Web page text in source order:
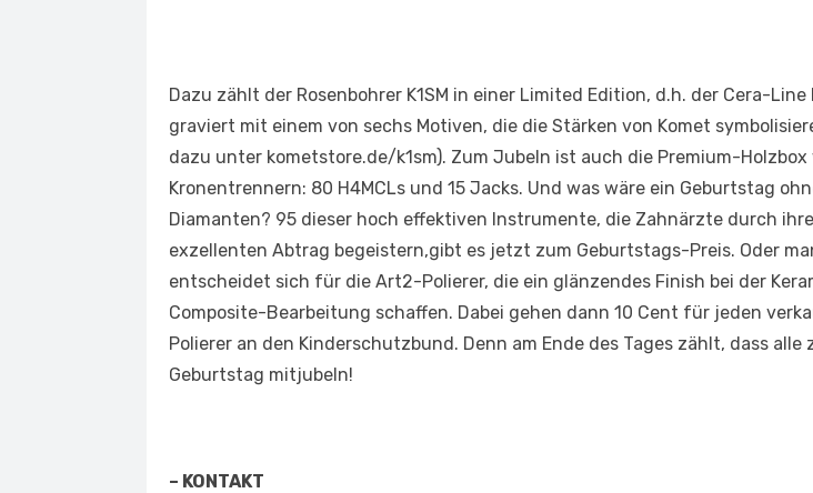
Dazu zählt der Rosenbohrer K1SM in einer Limited Edition, d.h. der Cera-Line
graviert mit einem von sechs Motiven, die die Stärken von Komet
dazu unter kometstore.de/k1sm). Zum Jubeln ist auch die Premium-Holzbox
Kronentrennern: 80 H4MCLs und 15 Jacks. Und was wäre ein Geburtstag
Diamanten? 95 dieser hoch effektiven Instrumente, die Zahnärzte durch
exzellenten Abtrag begeistern,gibt es jetzt zum Geburtstags-Preis. Oder
entscheidet sich für die Art2-Polierer, die ein glänzendes Finish bei der
Composite-Bearbeitung schaffen. Dabei gehen dann 10 Cent für jeden
Polierer an den Kinderschutzbund. Denn am Ende des Tages zählt, dass alle
Geburtstag mitjubeln!
– KONTAKT